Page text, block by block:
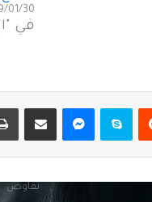
01/30
في
سكايب ماسنجر مشاركة عبر البريد